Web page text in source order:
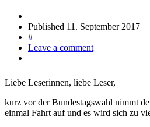
Published 11. September 2017
#
Leave a comment
Liebe Leserinnen, liebe Leser,
kurz vor der Bundestagswahl nimmt
einmal Fahrt auf und es wird sich zu